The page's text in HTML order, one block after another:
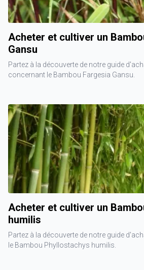
Acheter et cultiver un
Gansu
Partez à la découverte de notre guide
concernant le Bambou Fargesia Gansu.
Acheter et cultiver un
humilis
Partez à la découverte de notre guide
le Bambou Phyllostachys humilis.